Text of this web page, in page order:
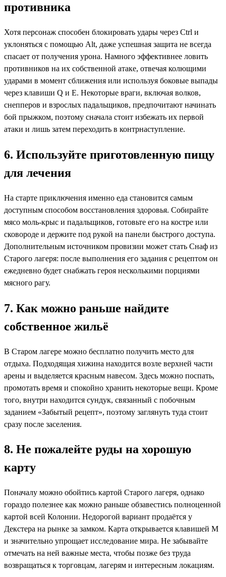
противника
Хотя персонаж способен блокировать удары через Ctrl и
уклоняться с помощью Alt, даже успешная защита не всегда
спасает от получения урона. Намного эффективнее ловить
противников на их собственной атаке, отвечая колющими
ударами в момент сближения или используя боковые выпады
через клавиши Q и E. Некоторые враги, включая волков,
снепперов и взрослых падальщиков, предпочитают начинать
бой прыжком, поэтому сначала стоит избежать их первой
атаки и лишь затем переходить в контрнаступление.
6. Используйте приготовленную пищу
для лечения
На старте приключения именно еда становится самым
доступным способом восстановления здоровья. Собирайте
мясо моль-крыс и падальщиков, готовьте его на костре или
сковороде и держите под рукой на панели быстрого доступа.
Дополнительным источником провизии может стать Снаф из
Старого лагеря: после выполнения его задания с рецептом он
ежедневно будет снабжать героя несколькими порциями
мясного рагу.
7. Как можно раньше найдите
собственное жильё
В Старом лагере можно бесплатно получить место для
отдыха. Подходящая хижина находится возле верхней части
арены и выделяется красным навесом. Здесь можно поспать,
промотать время и спокойно хранить некоторые вещи. Кроме
того, внутри находится сундук, связанный с побочным
заданием «Забытый рецепт», поэтому заглянуть туда стоит
сразу после заселения.
8. Не пожалейте руды на хорошую
карту
Поначалу можно обойтись картой Старого лагеря, однако
гораздо полезнее как можно раньше обзавестись полноценной
картой всей Колонии. Недорогой вариант продаётся у
Декстера на рынке за замком. Карта открывается клавишей M
и значительно упрощает исследование мира. Не забывайте
отмечать на ней важные места, чтобы позже без труда
возвращаться к торговцам, лагерям и интересным локациям.